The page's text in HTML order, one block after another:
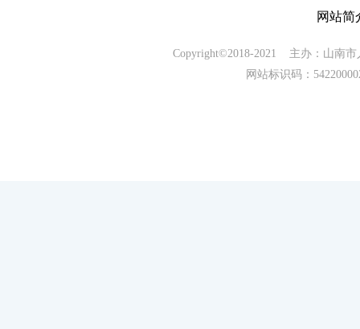
网站简
Copyright©2018-2021 主办：山南
网站标识码：